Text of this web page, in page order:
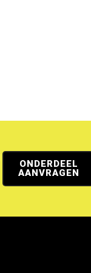
ONDERDEEL
AANVRAGEN